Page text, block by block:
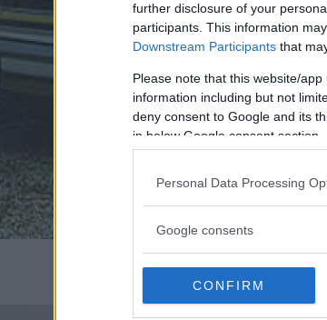
further disclosure of your
participants. This information
Downstream Participants that
Please note that this website/
information including but not
deny consent to Google and its
in below Google consent section.
Personal Data Processing
Google consents
CONFIRM